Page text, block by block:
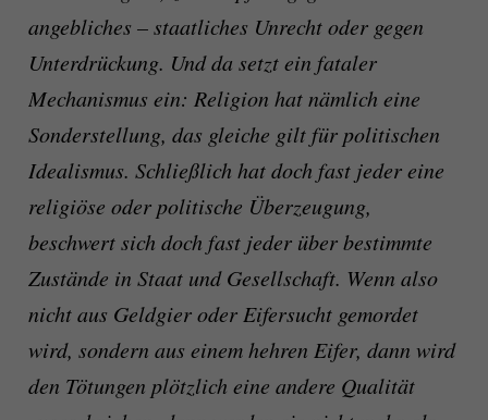
angebliches – staatliches Unrecht oder gegen
Unterdrückung. Und da setzt ein fataler
Mechanismus ein: Religion hat nämlich eine
Sonderstellung, das gleiche gilt für politischen
Idealismus. Schließlich hat doch fast jeder eine
religiöse oder politische Überzeugung,
beschwert sich doch fast jeder über bestimmte
Zustände in Staat und Gesellschaft. Wenn also
nicht aus Geldgier oder Eifersucht gemordet
wird, sondern aus einem hehren Eifer, dann wird
den Tötungen plötzlich eine andere Qualität